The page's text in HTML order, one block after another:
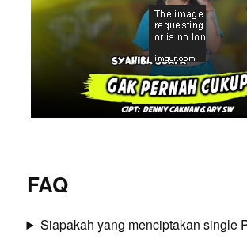
FAQ
Siapakah yang menciptakan single